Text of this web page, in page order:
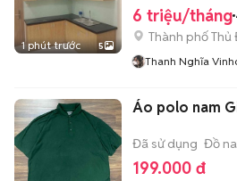
1 phút trước 5
6 triệu/tháng
Thành phố Thủ
Thanh Nghĩa
Áo polo nam
Đã sử dụng Đồ
199.000 đ